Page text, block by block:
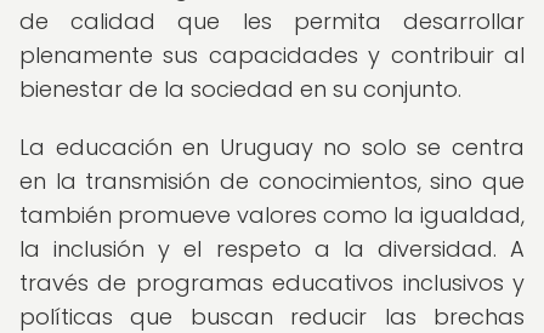
de calidad que les permita desarrollar
plenamente sus capacidades y contribuir al
bienestar de la sociedad en su conjunto.
La educación en Uruguay no solo se centra
en la transmisión de conocimientos, sino que
también promueve valores como la igualdad,
la inclusión y el respeto a la diversidad. A
través de programas educativos inclusivos y
políticas que buscan reducir las brechas